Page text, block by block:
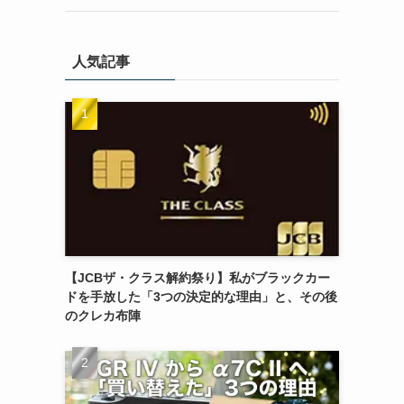
人気記事
【JCBザ・クラス解約祭り】私がブラックカー
ドを手放した「3つの決定的な理由」と、その後
のクレカ布陣